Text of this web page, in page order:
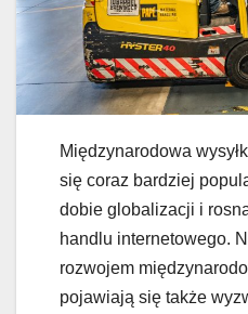
Międzynarodowa
się coraz bardziej
dobie globalizacji i
handlu internetowego.
rozwojem
pojawiają się także